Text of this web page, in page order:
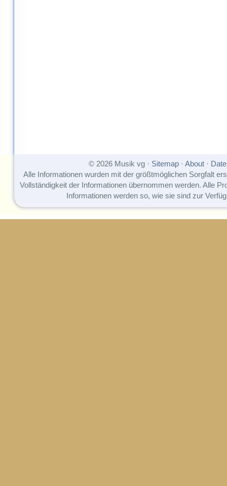
© 2026 Musik vg · Sitemap· About·
Alle Informationen wurden mit der größtmöglichen Sorgfalt
Vollständigkeit der Informationen übernommen werden. Alle
Informationen werden so, wie sie sind zur